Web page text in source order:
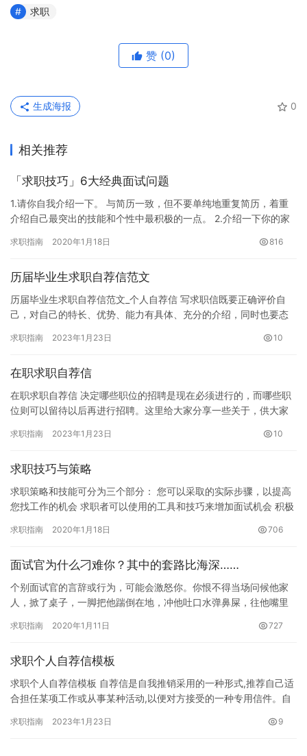
求职
赞 (0)
0
生成海报
相关推荐
「求职技巧」6大经典面试问题
1.请你自我介绍一下。 与简历一致，但不要单纯地重复简历，着重
介绍自己最突出的技能和个性中最积极的一点。 2.介绍一下你的家
求职指南 2020年1月18日 816
历届毕业生求职自荐信范文
历届毕业生求职自荐信范文_个人自荐信 写求职信既要正确评价自
己，对自己的特长、优势、能力有具体、充分的介绍，同时也要态
言辞…
求职指南 2023年1月23日 10
在职求职自荐信
在职求职自荐信 决定哪些职位的招聘是现在必须进行的，而哪些职
位则可以留待以后再进行招聘。这里给大家分享一些关于，供大家
求职指南 2023年1月23日 10
求职技巧与策略
求职策略和技能可分为三个部分： 您可以采取的实际步骤，以提高
您找工作的机会 求职者可以使用的工具和技巧来增加面试机会 积极
求职指南 2020年1月18日 706
面试官为什么刁难你？其中的套路比海深……
个别面试官的言辞或行为，可能会激怒你。你恨不得当场问候他家
人，掀了桌子，一脚把他踹倒在地，冲他吐口水弹鼻屎，往他嘴里
在…
求职指南 2020年1月11日 727
求职个人自荐信模板
求职个人自荐信模板 自荐信是自我推销采用的一种形式,推荐自己适
合担任某项工作或从事某种活动,以便对方接受的一种专用信件。自
求职指南 2023年1月23日 9